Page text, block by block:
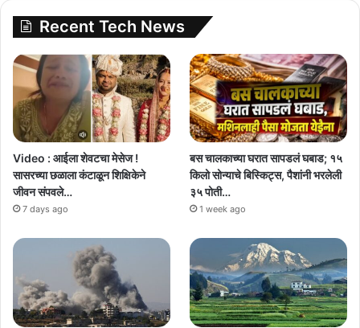
Recent Tech News
Video : आईला शेवटचा मेसेज !
सासरच्या छळाला कंटाळून शिक्षिकेने
जीवन संपवले…
7 days ago
बस चालकाच्या घरात सापडलं घबाड; १५
किलो सोन्याचे बिस्किट्स, पैशांनी भरलेली
३५ पोती…
1 week ago